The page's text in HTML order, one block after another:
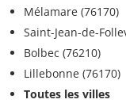
Mélamare (76170)
Saint-Jean-de-
Bolbec (76210)
Lillebonne (76170)
Toutes les villes